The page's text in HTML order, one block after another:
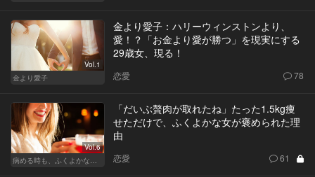
Vol.1
金より愛子
金より愛子：ハリーウィンストンより、
愛！？「お金より愛が勝つ」を現実にする
29歳女、現る！
恋愛 78
Vol.6
「だいぶ贅肉が取れたね」たった1.5kg痩
せただけで、ふくよかな女が褒められた理
由
恋愛 61